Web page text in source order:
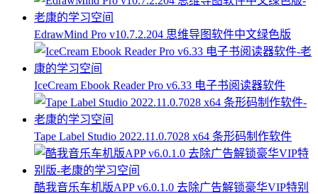
EdrawMind Pro v10.7.2.204 思维导图软件中文绿色版
IceCream Ebook Reader Pro v6.33 电子书阅读器软件
Tape Label Studio 2022.11.0.7028 x64 条形码制作软件
酷我音乐车机版APP v6.0.1.0 去除广告解锁豪华VIP特别